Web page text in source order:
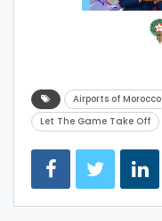
Airports of Morocco
Let The Game Take Off